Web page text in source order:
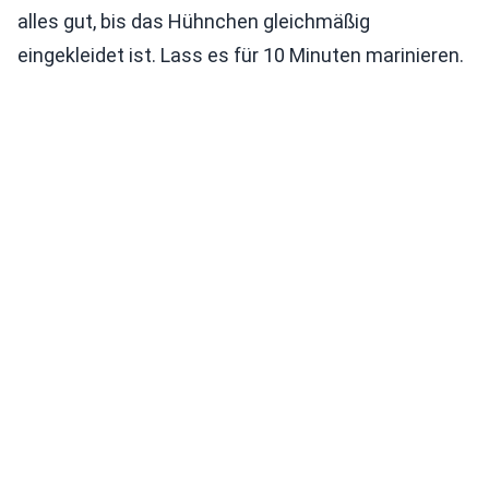
alles gut, bis das Hühnchen gleichmäßig
eingekleidet ist. Lass es für 10 Minuten marinieren.